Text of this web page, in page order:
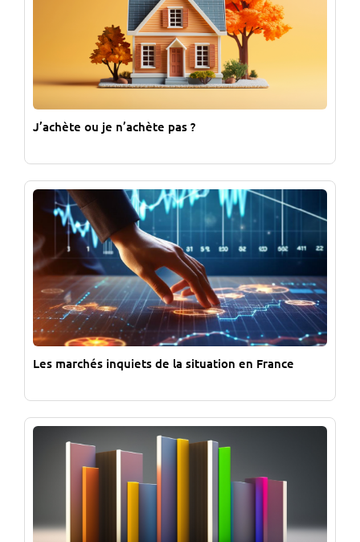
J’achète ou je n’achète pas ?
Les marchés inquiets de la situation en France